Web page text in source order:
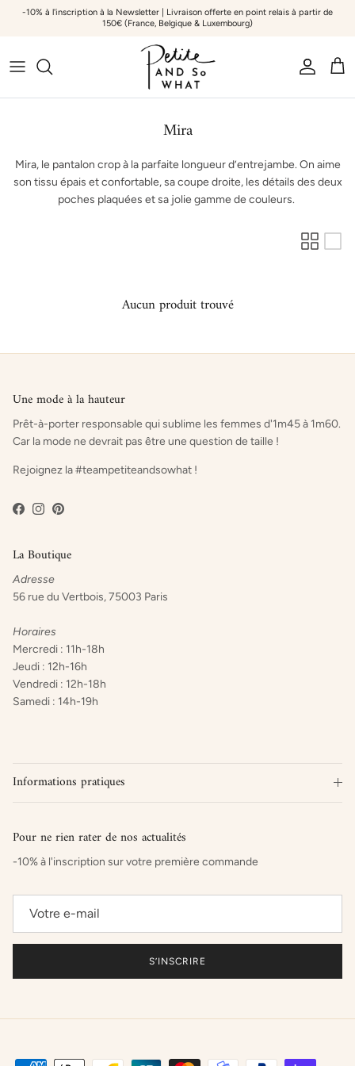
Aller au contenu
-10% à l'inscription à la Newsletter | Livraison offerte en point relais à partir de
150€ (France, Belgique & Luxembourg)
Compte
Mira
Mira, le pantalon crop à la parfaite longueur d’entrejambe. On aime
son tissu épais et confortable, sa coupe droite, les détails des deux
poches plaquées et sa jolie gamme de couleurs.
Aucun produit trouvé
Une mode à la hauteur
Prêt-à-porter responsable qui sublime les femmes d'1m45 à 1m60.
Car la mode ne devrait pas être une question de taille !
Rejoignez la #teampetiteandsowhat !
Facebook
Instagram
Pinterest
La Boutique
Adresse
56 rue du Vertbois, 75003 Paris
Horaires
Mercredi : 11h-18h
Jeudi : 12h-16h
Vendredi : 12h-18h
Samedi : 14h-19h
Informations pratiques
Pour ne rien rater de nos actualités
-10% à l'inscription sur votre première commande
S’INSCRIRE